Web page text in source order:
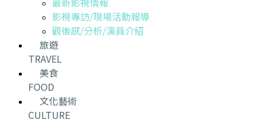
影視專訪/現場活動報導
觀後感/分析/演員介紹
旅遊
TRAVEL
美食
FOOD
文化藝術
CULTURE